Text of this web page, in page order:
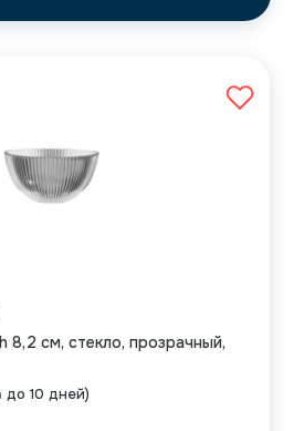
до 10 дней)
8,2 см, стекло, прозрачный,